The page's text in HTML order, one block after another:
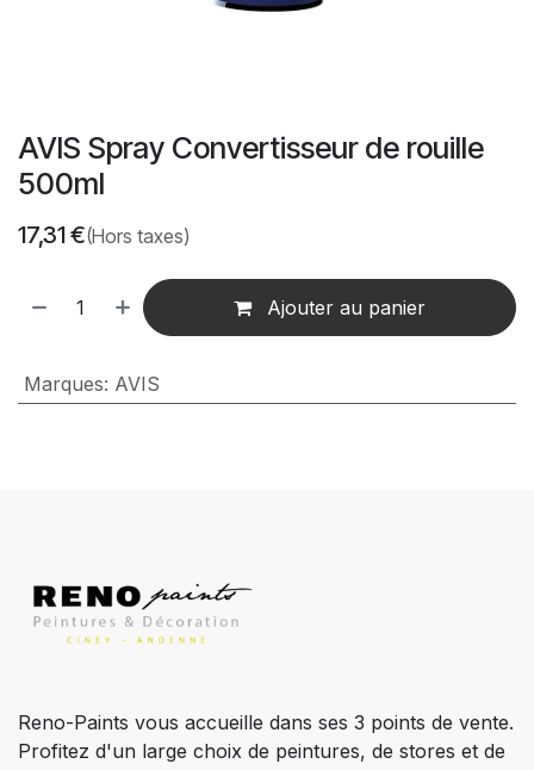
AVIS Spray Convertisseur de rouille
500ml
17,31€(Hors taxes)
Ajouter au panier
Marques: AVIS
Reno-Paints vous accueille dans ses 3 points de vente.
Profitez d'un large choix de peintures, de stores et de